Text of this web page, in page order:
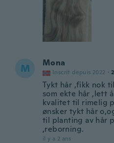
M Mona
Inscrit depuis 2022 ·
Tykt hår ,fikk nok
som ekte hår ,lett
kvalitet til rimelig
ønsker tykt hår
til planting av hår
,reborning.
il y a 2 ans